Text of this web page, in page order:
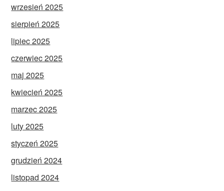
wrzesień 2025
sierpień 2025
lipiec 2025
czerwiec 2025
maj 2025
kwiecień 2025
marzec 2025
luty 2025
styczeń 2025
grudzień 2024
listopad 2024